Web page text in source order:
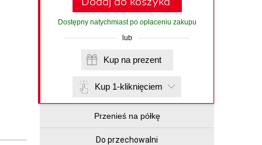
Dostępny natychmiast po opłaceniu zakupu
lub
Kup na prezent
Kup 1-kliknięciem
Przenieś na półkę
Do przechowalni